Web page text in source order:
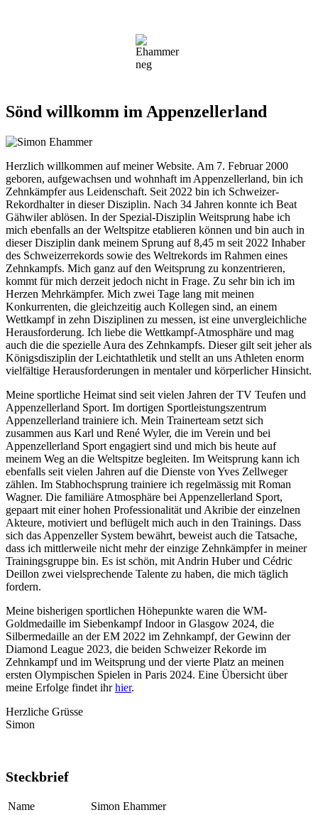
Sönd willkomm im Appenzellerland
Herzlich willkommen auf meiner Website. Am 7. Februar 2000
geboren, aufgewachsen und wohnhaft im Appenzellerland, bin ich
Zehnkämpfer aus Leidenschaft. Seit 2022 bin ich Schweizer-
Rekordhalter in dieser Disziplin. Nach 34 Jahren konnte ich Beat
Gähwiler ablösen. In der Spezial-Disziplin Weitsprung habe ich
mich ebenfalls an der Weltspitze etablieren können und bin auch in
dieser Disziplin dank meinem Sprung auf 8,45 m seit 2022 Inhaber
des Schweizerrekords sowie des Weltrekords im Rahmen eines
Zehnkampfs. Mich ganz auf den Weitsprung zu konzentrieren,
kommt für mich derzeit jedoch nicht in Frage. Zu sehr bin ich im
Herzen Mehrkämpfer. Mich zwei Tage lang mit meinen
Konkurrenten, die gleichzeitig auch Kollegen sind, an einem
Wettkampf in zehn Disziplinen zu messen, ist eine unvergleichliche
Herausforderung. Ich liebe die Wettkampf-Atmosphäre und mag
auch die die spezielle Aura des Zehnkampfs. Dieser gilt seit jeher als
Königsdisziplin der Leichtathletik und stellt an uns Athleten enorm
vielfältige Herausforderungen in mentaler und körperlicher Hinsicht.
Meine sportliche Heimat sind seit vielen Jahren der TV Teufen und
Appenzellerland Sport. Im dortigen Sportleistungszentrum
Appenzellerland trainiere ich. Mein Trainerteam setzt sich
zusammen aus Karl und René Wyler, die im Verein und bei
Appenzellerland Sport engagiert sind und mich bis heute auf
meinem Weg an die Weltspitze begleiten. Im Weitsprung kann ich
ebenfalls seit vielen Jahren auf die Dienste von Yves Zellweger
zählen. Im Stabhochsprung trainiere ich regelmässig mit Roman
Wagner. Die familiäre Atmosphäre bei Appenzellerland Sport,
gepaart mit einer hohen Professionalität und Akribie der einzelnen
Akteure, motiviert und beflügelt mich auch in den Trainings. Dass
sich das Appenzeller System bewährt, beweist auch die Tatsache,
dass ich mittlerweile nicht mehr der einzige Zehnkämpfer in meiner
Trainingsgruppe bin. Es ist schön, mit Andrin Huber und Cédric
Deillon zwei vielsprechende Talente zu haben, die mich täglich
fordern.
Meine bisherigen sportlichen Höhepunkte waren die WM-
Goldmedaille im Siebenkampf Indoor in Glasgow 2024, die
Silbermedaille an der EM 2022 im Zehnkampf, der Gewinn der
Diamond League 2023, die beiden Schweizer Rekorde im
Zehnkampf und im Weitsprung und der vierte Platz an meinen
ersten Olympischen Spielen in Paris 2024. Eine Übersicht über
meine Erfolge findet ihrhier.
Herzliche Grüsse
Simon
Steckbrief
Name
Simon Ehammer